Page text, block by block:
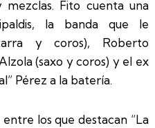
mezclas. Fito cuenta una
la banda que le
y coros), Roberto
(saxo y coros) y el ex
Pérez a la batería.
los que destacan “La